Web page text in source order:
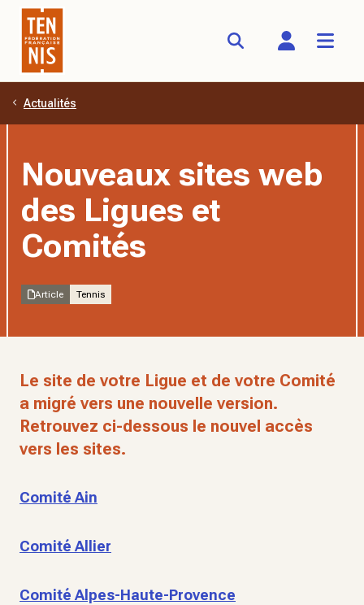
Aller au contenu principal
Actualités
Nouveaux sites web
des Ligues et
Comités
Article Tennis
Le site de votre Ligue et de votre Comité
a migré vers une nouvelle version.
Retrouvez ci-dessous le nouvel accès
vers les sites.
Comité Ain
Comité Allier
Comité Alpes-Haute-Provence